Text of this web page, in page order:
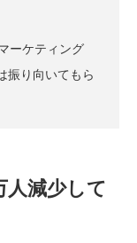
ーケティング
振り向いてもら
人減少して